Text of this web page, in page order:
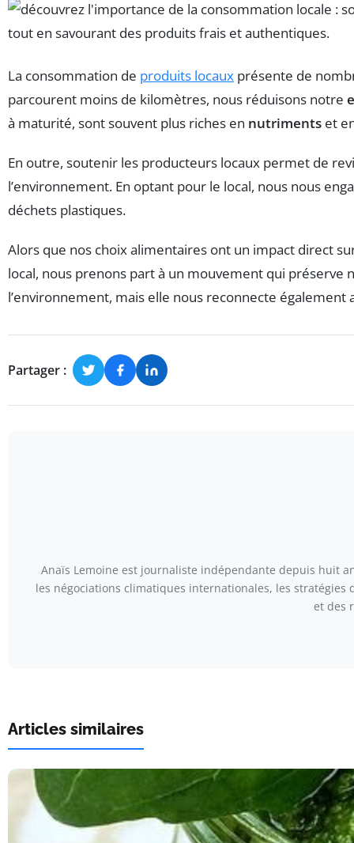
La consommation de produits locaux présente de
parcourent moins de kilomètres, nous réduisons notre
à maturité, sont souvent plus riches en nutriments et
En outre, soutenir les producteurs locaux permet de
l’environnement. En optant pour le local, nous nous
déchets plastiques.
Alors que nos choix alimentaires ont un impact direct
local, nous prenons part à un mouvement qui
l’environnement, mais elle nous reconnecte également
Partager :
Anaïs Lemoine est journaliste indépendante depuis huit
les négociations climatiques internationales, les
et des
Articles similaires